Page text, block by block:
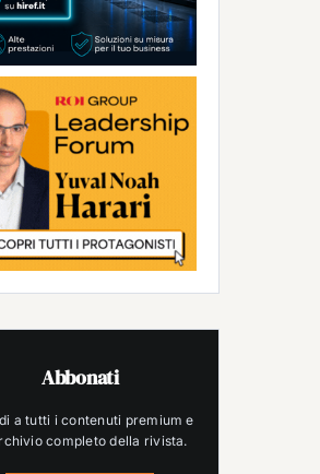
Abbonati
a tutti i contenuti premium e
completo della rivista.